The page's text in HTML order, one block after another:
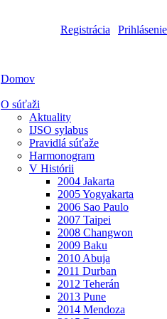
Registrácia Prihlásenie
Domov
O súťaži
Aktuality
IJSO sylabus
Pravidlá súťaže
Harmonogram
V Histórii
2004 Jakarta
2005 Yogyakarta
2006 Sao Paulo
2007 Taipei
2008 Changwon
2009 Baku
2010 Abuja
2011 Durban
2012 Teherán
2013 Pune
2014 Mendoza